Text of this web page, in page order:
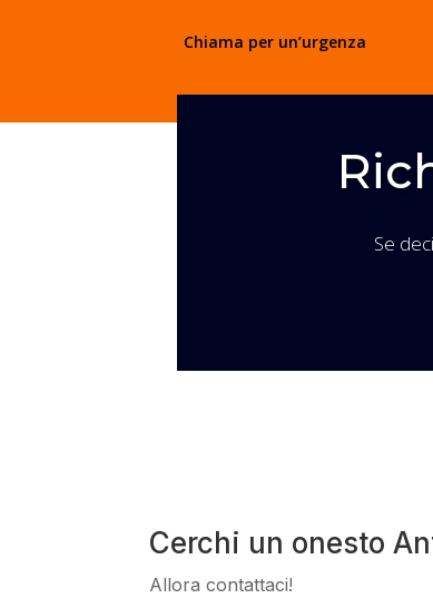
Chiama per un’urgenza
Se
Cerchi un onesto
Allora contattaci!